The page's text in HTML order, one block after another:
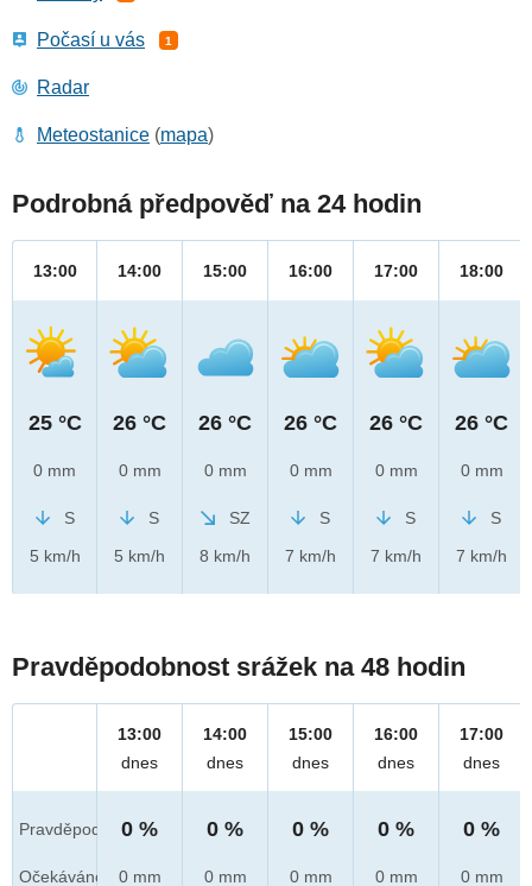
Počasí u vás 1
Radar
Meteostanice (mapa)
Podrobná předpověď na 24 hodin
13:00
25 °C
0 mm
S
5 km/h
14:00
26 °C
0 mm
S
5 km/h
15:00
26 °C
0 mm
SZ
8 km/h
16:00
26 °C
0 mm
S
7 km/h
17:00
26 °C
0 mm
S
7 km/h
18:00
26 °C
0 mm
S
7 km/h
Pravděpodobnost srážek na 48 hodin
Pravděpod.
Očekáváno
13:00
dnes
0 %
0 mm
14:00
dnes
0 %
0 mm
15:00
dnes
0 %
0 mm
16:00
dnes
0 %
0 mm
17:00
dnes
0 %
0 mm